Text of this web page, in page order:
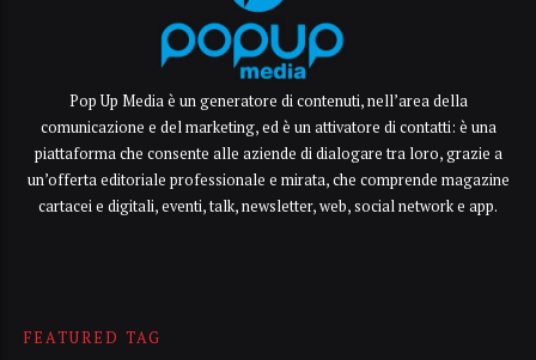
Pop Up Media è un generatore di contenuti, nell’area della
comunicazione e del marketing, ed è un attivatore di contatti: è una
piattaforma che consente alle aziende di dialogare tra loro, grazie a
un’offerta editoriale professionale e mirata, che comprende magazine
cartacei e digitali, eventi, talk, newsletter, web, social network e app.
FEATURED TAG